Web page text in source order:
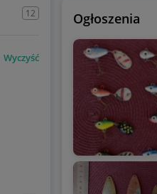
12
Wyczyść
Ogłoszenia